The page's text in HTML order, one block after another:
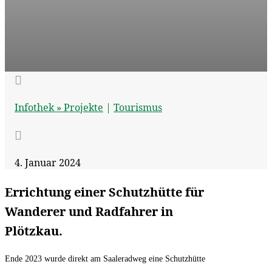

Infothek » Projekte | Tourismus

4. Januar 2024
Errichtung einer Schutzhütte für
Wanderer und Radfahrer in
Plötzkau.
Ende 2023 wurde direkt am Saaleradweg eine Schutzhütte